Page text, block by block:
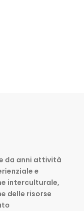
da anni attività
e
interculturale,
delle risorse